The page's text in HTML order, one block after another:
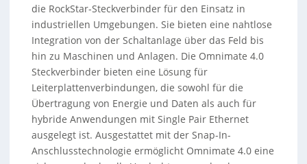
die RockStar-Steckverbinder für den Einsatz in
industriellen Umgebungen. Sie bieten eine nahtlose
Integration von der Schaltanlage über das Feld bis
hin zu Maschinen und Anlagen. Die Omnimate 4.0
Steckverbinder bieten eine Lösung für
Leiterplattenverbindungen, die sowohl für die
Übertragung von Energie und Daten als auch für
hybride Anwendungen mit Single Pair Ethernet
ausgelegt ist. Ausgestattet mit der Snap-In-
Anschlusstechnologie ermöglicht Omnimate 4.0 eine